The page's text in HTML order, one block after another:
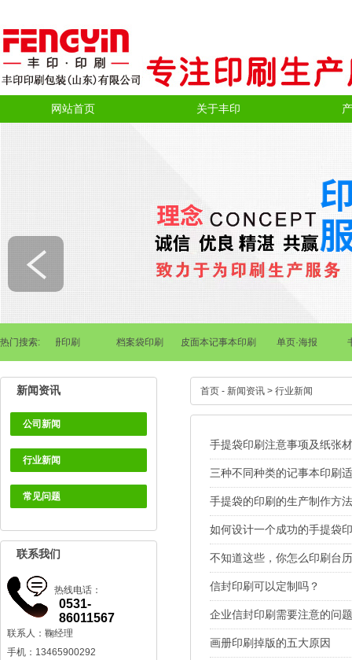
网站首页 关于丰印
热门搜索:画册印刷 档案袋印刷 皮面本记事本印刷 单页·海报
新闻资讯
公司新闻
行业新闻
常见问题
联系我们
热线电话：
0531-
86011567
联系人：鞠经理
手机：13465900292
首页 - 新闻资讯 > 行业新闻
手提袋印刷注意事项及纸张
三种不同种类的记事本印刷
手提袋的印刷的生产制作方
如何设计一个成功的手提袋
不知道这些，你怎么印刷台
信封印刷可以定制吗？
企业信封印刷需要注意的问题
画册印刷掉版的五大原因